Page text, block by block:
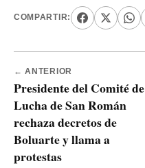
COMPARTIR:
← ANTERIOR
Presidente del Comité de
Lucha de San Román
rechaza decretos de
Boluarte y llama a
protestas